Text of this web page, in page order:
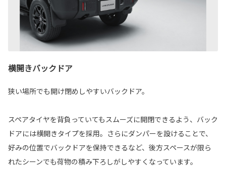
横開きバックドア
狭い場所でも開け閉めしやすいバックドア。
スペアタイヤを背負っていてもスムーズに開閉できるよう、バック
ドアには横開きタイプを採用。さらにダンパーを設けることで、
好みの位置でバックドアを保持できるなど、後方スペースが限ら
れたシーンでも荷物の積み下ろしがしやすくなっています。